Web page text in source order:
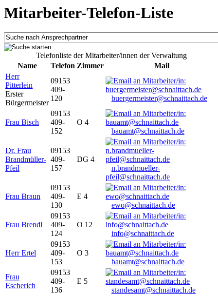
Mitarbeiter-Telefon-Liste
Telefonliste der Mitarbeiter/innen der Verwaltung
Name
Telefon Zimmer
Mail
Herr
Pitterlein
Erster
Bürgermeister
09153
409-
120
buergermeister@schnaittach.de
Frau Bisch
09153
409-
152
O 4
bauamt@schnaittach.de
Dr. Frau
Brandmüller-
Pfeil
09153
409-
157
DG 4
n.brandmueller-
pfeil@schnaittach.de
Frau Braun
09153
409-
130
E 4
ewo@schnaittach.de
Frau Brendl
09153
409-
124
O 12
info@schnaittach.de
Herr Ertel
09153
409-
153
O 3
bauamt@schnaittach.de
Frau
Escherich
09153
409-
136
E 5
standesamt@schnaittach.de